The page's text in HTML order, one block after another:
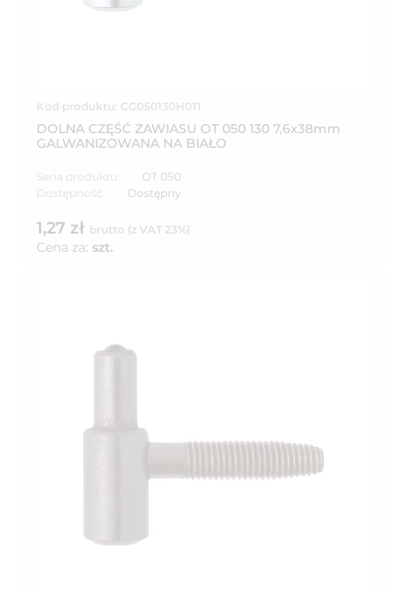
Kod produktu: CG050130H011
DOLNA CZĘŚĆ ZAWIASU OT 050 130 7,6x38mm
GALWANIZOWANA NA BIAŁO
Seria produktu:
OT 050
Dostępność:
Dostępny
1,27 zł brutto (z VAT 23%)
Cena za: szt.